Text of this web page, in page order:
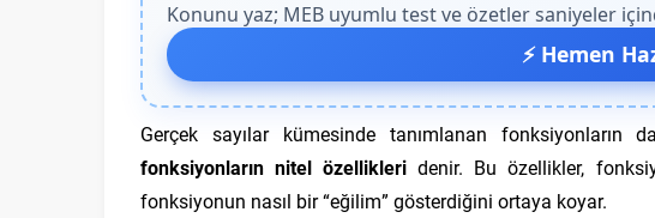
Konunu yaz; MEB uyumlu test ve özetler saniyeler
⚡ Hemen
Gerçek sayılar kümesinde tanımlanan fonksiyonların
fonksiyonların nitel özellikleri denir. Bu özellikler,
fonksiyonun nasıl bir “eğilim” gösterdiğini ortaya koyar.